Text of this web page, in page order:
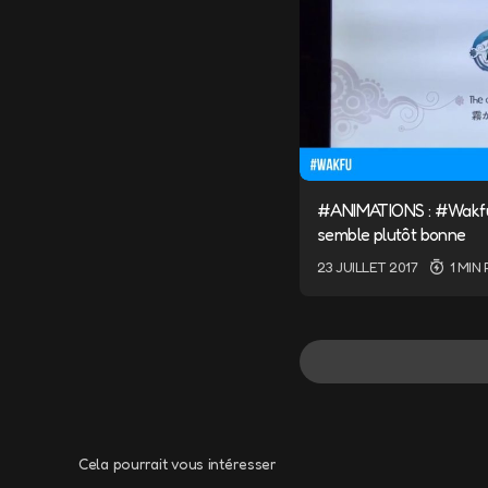
#ANIMATIONS :
semble plutôt bonne
23 JUILLET 2017 1 MIN
Cela pourrait vous intéresser